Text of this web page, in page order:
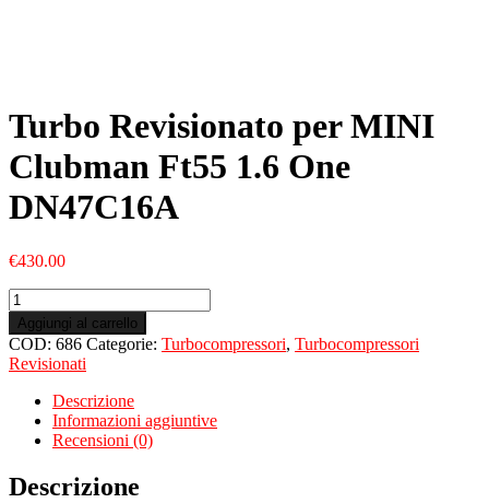
Turbo Revisionato per MINI
Clubman Ft55 1.6 One
DN47C16A
€430.00
Turbo
Revisionato
per
MINI
Clubman
Ft55
One
DN47C16A
quantità
Aggiungi al carrello
COD: 686 Categorie: Turbocompressori, Turbocompressori
Revisionati
Descrizione
Informazioni aggiuntive
Recensioni (0)
Descrizione